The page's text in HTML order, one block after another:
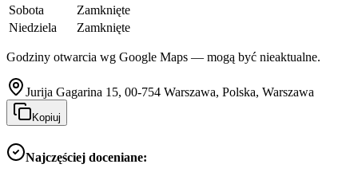
Sobota
Zamknięte
Niedziela
Zamknięte
Godziny otwarcia wg Google Maps — mogą być nieaktualne.
Jurija Gagarina 15, 00-754 Warszawa, Polska, Warszawa
Kopiuj
Najczęściej doceniane: